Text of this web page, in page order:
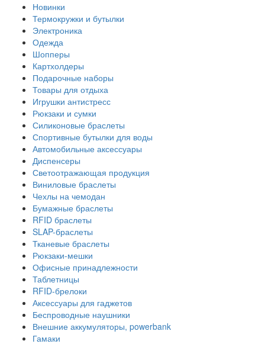
Новинки
Термокружки и бутылки
Электроника
Одежда
Шопперы
Картхолдеры
Подарочные наборы
Товары для отдыха
Игрушки антистресс
Рюкзаки и сумки
Силиконовые браслеты
Спортивные бутылки для воды
Автомобильные аксессуары
Диспенсеры
Светоотражающая продукция
Виниловые браслеты
Чехлы на чемодан
Бумажные браслеты
RFID браслеты
SLAP-браслеты
Тканевые браслеты
Рюкзаки-мешки
Офисные принадлежности
Таблетницы
RFID-брелоки
Аксессуары для гаджетов
Беспроводные наушники
Внешние аккумуляторы, powerbank
Гамаки